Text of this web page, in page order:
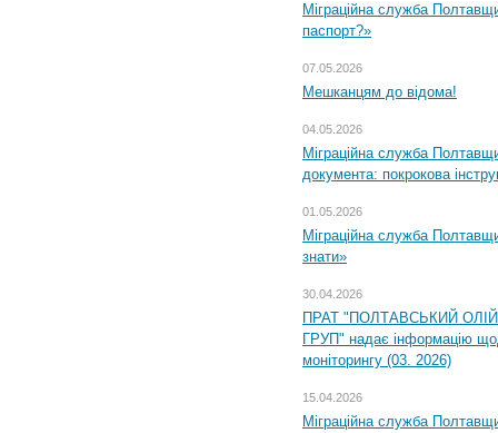
Міграційна служба
паспорт?»
07.05.2026
Мешканцям до відома!
04.05.2026
Міграційна служба
документа: покрокова
01.05.2026
Міграційна служба
знати»
30.04.2026
ПРАТ "ПОЛТАВСЬКИЙ
ГРУП" надає інформацію
моніторингу (03. 2026)
15.04.2026
Міграційна служба